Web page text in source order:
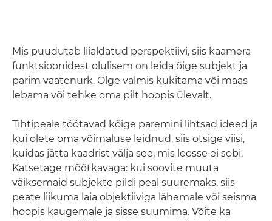
Mis puudutab liialdatud perspektiivi, siis kaamera
funktsioonidest olulisem on leida õige subjekt ja
parim vaatenurk. Olge valmis kükitama või maas
lebama või tehke oma pilt hoopis ülevalt.
Tihtipeale töötavad kõige paremini lihtsad ideed ja
kui olete oma võimaluse leidnud, siis otsige viisi,
kuidas jätta kaadrist välja see, mis loosse ei sobi.
Katsetage mõõtkavaga: kui soovite muuta
väiksemaid subjekte pildi peal suuremaks, siis
peate liikuma laia objektiiviga lähemale või seisma
hoopis kaugemale ja sisse suumima. Võite ka